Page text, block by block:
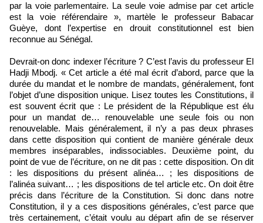
par la voie parlementaire. La seule voie admise par cet article
est la voie référendaire », martèle le professeur Babacar
Guèye, dont l’expertise en drouit constitutionnel est bien
reconnue au Sénégal.
Devrait-on donc indexer l’écriture ? C’est l’avis du professeur El
Hadji Mbodj. « Cet article a été mal écrit d’abord, parce que la
durée du mandat et le nombre de mandats, généralement, font
l’objet d’une disposition unique. Lisez toutes les Constitutions, il
est souvent écrit que : Le président de la République est élu
pour un mandat de… renouvelable une seule fois ou non
renouvelable. Mais généralement, il n’y a pas deux phrases
dans cette disposition qui contient de manière générale deux
membres inséparables, indissociables. Deuxième point, du
point de vue de l’écriture, on ne dit pas : cette disposition. On dit
: les dispositions du présent alinéa… ; les dispositions de
l’alinéa suivant… ; les dispositions de tel article etc. On doit être
précis dans l’écriture de la Constitution. Si donc dans notre
Constitution, il y a ces dispositions générales, c’est parce que
très certainement, c’était voulu au départ afin de se réserver